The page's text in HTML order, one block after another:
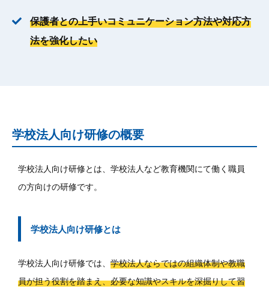
保護者との上手いコミュニケーション方法や対応方
法を強化したい
学校法人向け研修の概要
学校法人向け研修とは、学校法人など教育機関にて働く職員
の方向けの研修です。
学校法人向け研修とは
学校法人向け研修では、 学校法人ならではの組織体制や教職
員が担う役割を踏まえ、必要な知識やスキルを深掘りして習